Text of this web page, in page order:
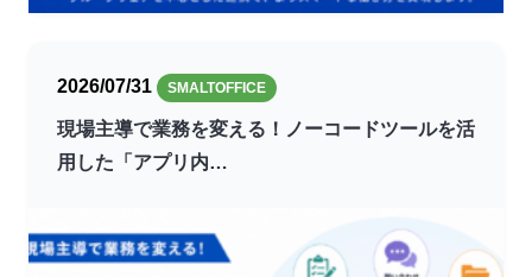
2026/07/31 SMALTOFFICE
現場主導で業務を変える！ノーコードツールを活
用した「アプリ内…